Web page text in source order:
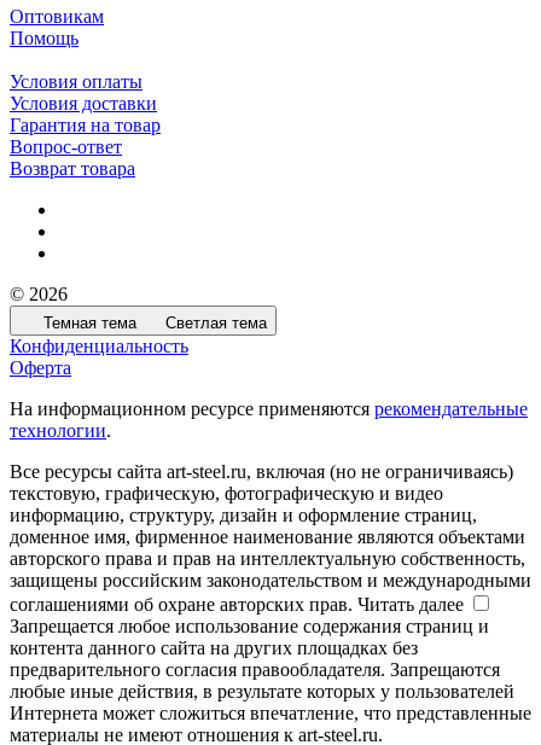
Оптовикам
Помощь
Условия оплаты
Условия доставки
Гарантия на товар
Вопрос-ответ
Возврат товара
© 2026
Темная тема Светлая тема
Конфиденциальность
Оферта
На информационном ресурсе применяются рекомендательные
технологии.
Все ресурсы сайта art-steel.ru, включая (но не ограничиваясь)
текстовую, графическую, фотографическую и видео
информацию, структуру, дизайн и оформление страниц,
доменное имя, фирменное наименование являются объектами
авторского права и прав на интеллектуальную собственность,
защищены российским законодательством и международными
соглашениями об охране авторских прав. Читать далее
Запрещается любое использование содержания страниц и
контента данного сайта на других площадках без
предварительного согласия правообладателя. Запрещаются
любые иные действия, в результате которых у пользователей
Интернета может сложиться впечатление, что представленные
материалы не имеют отношения к art-steel.ru.